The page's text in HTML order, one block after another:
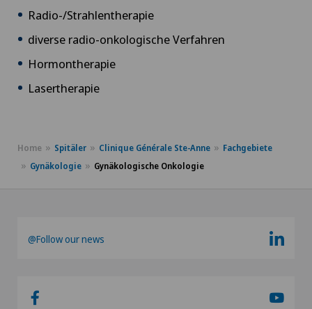
Radio-/Strahlentherapie
diverse radio-onkologische Verfahren
Hormontherapie
Lasertherapie
Home Spitäler Clinique Générale Ste-Anne
Fachgebiete
Gynäkologie
Gynäkologische Onkologie
@Follow our news